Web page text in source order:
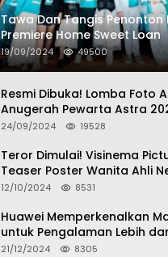
Tawa Dan Tangis Penonton
Premiere Home Sweet Loan
Penonton Lihat Diri Sendiri
19/09/2024 49500
Resmi Dibuka! Lomba Foto
Anugerah Pewarta Astra
Berkarya, Berkelanjutan
24/09/2024 19528
Teror Dimulai! Visinema
Teaser Poster Wanita Ahli
Tayang di Bioskop 14
12/10/2024 8531
Huawei Memperkenalkan
untuk Pengalaman Lebih
dengan Layar Ultra Bright
21/12/2024 8305